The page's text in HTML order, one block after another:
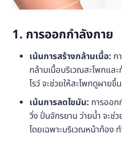
1. การออกกำลังกาย
เน้นการสร้างกล้ามเนื้อ: ก
กล้ามเนื้อบริเวณสะโพกแล
โรว์ จะช่วยให้สะโพกดูผาย
เน้นการลดไขมัน: การออก
วิ่ง ปั่นจักรยาน ว่ายน้ำ จะช่
โดยเฉพาะบริเวณหน้าท้อง